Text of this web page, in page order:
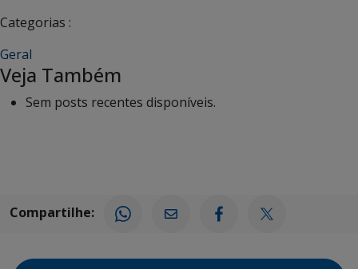
Categorias :
Geral
Veja Também
Sem posts recentes disponíveis.
Compartilhe: